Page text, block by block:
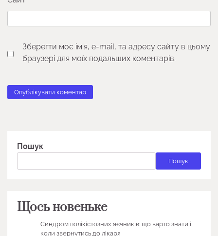
Зберегти моє ім'я, e-mail, та адресу сайту в цьому
браузері для моїх подальших коментарів.
Пошук
Пошук
Щось новеньке
Синдром полікістозних яєчників: що варто знати і
коли звернутись до лікаря